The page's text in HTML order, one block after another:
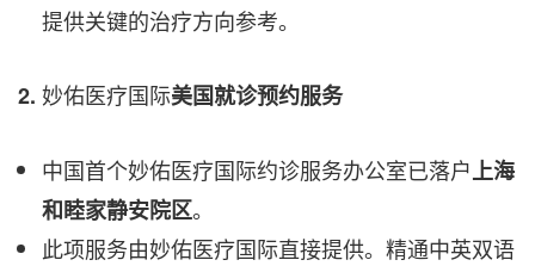
提供关键的治疗方向参考。
2. 妙佑医疗国际美国就诊预约服务
中国首个妙佑医疗国际约诊服务办公室已落户上海
和睦家静安院区。
此项服务由妙佑医疗国际直接提供。精通中英双语